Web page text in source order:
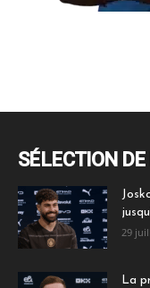
SÉLECTION
29
La